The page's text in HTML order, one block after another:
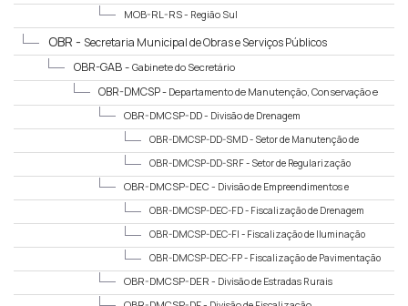
MOB-RL-RS - Região Sul
OBR - Secretaria Municipal de Obras e Serviços Públicos
OBR-GAB - Gabinete do Secretário
OBR-DMCSP - Departamento de Manutenção, Conservação e
Serviços Públicos
OBR-DMCSP-DD - Divisão de Drenagem
OBR-DMCSP-DD-SMD - Setor de Manutenção de
OBR-DMCSP-DD-SRF - Setor de Regularização
OBR-DMCSP-DEC - Divisão de Empreendimentos e
OBR-DMCSP-DEC-FD - Fiscalização de Drenagem
OBR-DMCSP-DEC-FI - Fiscalização de Iluminação
OBR-DMCSP-DEC-FP - Fiscalização de Pavimentação
OBR-DMCSP-DER - Divisão de Estradas Rurais